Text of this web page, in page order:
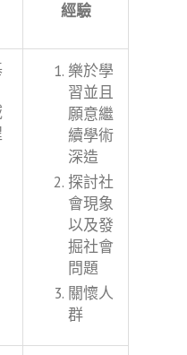
經驗
樂於學
習並且
願意繼
續學術
深造
探討社
會現象
以及發
掘社會
問題
關懷人
群